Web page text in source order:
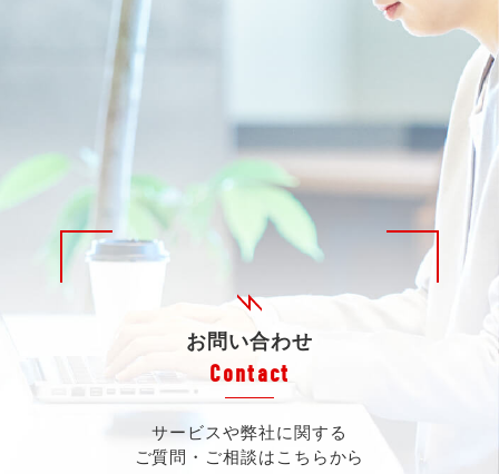
お問い合わせ
Contact
サービスや弊社に関する
ご質問・ご相談はこちらから